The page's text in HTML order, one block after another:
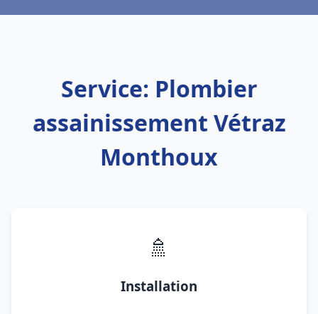
Service: Plombier
assainissement Vétraz
Monthoux
🚿
Installation